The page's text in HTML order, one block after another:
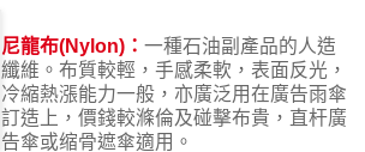
尼龍布(Nylon)： 一種石油副產品的人造
纖維。布質較輕，手感柔軟，表面反光，
冷縮熱漲能力一般，亦廣泛用在廣告雨傘
訂造上，價錢較滌倫及碰擊布貴，直杆廣
告傘或缩骨遮傘適用。